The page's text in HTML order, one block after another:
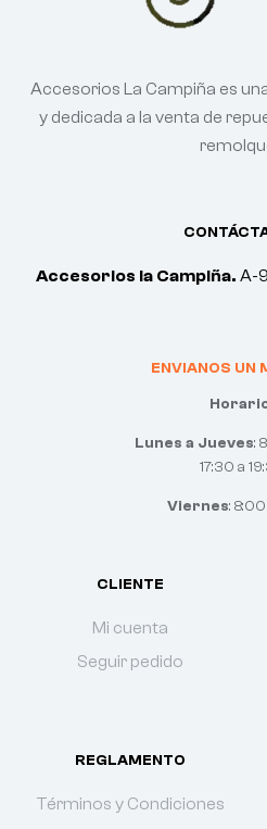
Accesorios la Campiña. A-
ENVIANOS UN
Lunes a Jueves:
17:30 a
Viernes:
CLIENTE
Mi cuenta
Seguir pedido
REGLAMENTO
Términos y Condiciones
Accesorios La Campiña es
y dedicada a la venta de